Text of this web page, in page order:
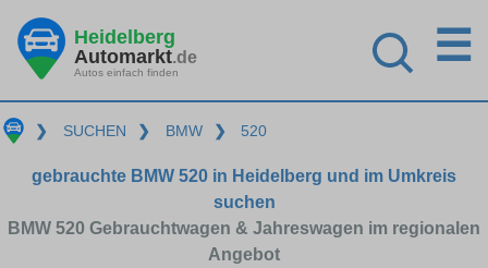
Heidelberg
Automarkt.de
Autos einfach finden
☰
❯ SUCHEN ❯ BMW ❯ 520
gebrauchte BMW 520 in Heidelberg und im Umkreis
suchen
BMW 520 Gebrauchtwagen & Jahreswagen im regionalen
Angebot